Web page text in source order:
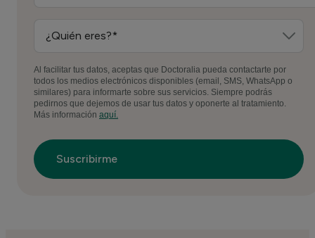
Al facilitar tus datos, aceptas que Doctoralia pueda contactarte por
todos los medios electrónicos disponibles (email, SMS, WhatsApp o
similares) para informarte sobre sus servicios. Siempre podrás
pedirnos que dejemos de usar tus datos y oponerte al tratamiento.
Más información aquí.